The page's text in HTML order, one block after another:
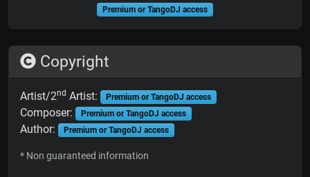
Premium or TangoDJ access
Copyright
Artist/2nd Artist: Premium or TangoDJ access
Composer: Premium or TangoDJ access
Author: Premium or TangoDJ access
* Non guaranteed information